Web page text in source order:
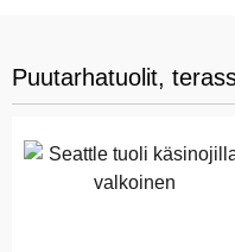
Puutarhatuolit,